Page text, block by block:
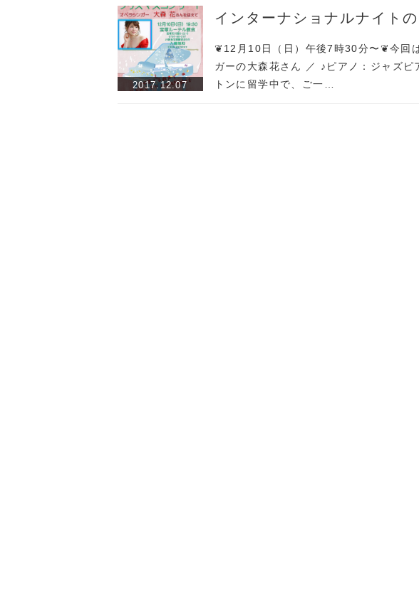
2017.12.07
インターナショナルナイト
❦12月10日（日）午後7時30分〜❦今回
ガーの大森花さん ／ ♪ピアノ：ジャズ
トンに留学中で、ご一…